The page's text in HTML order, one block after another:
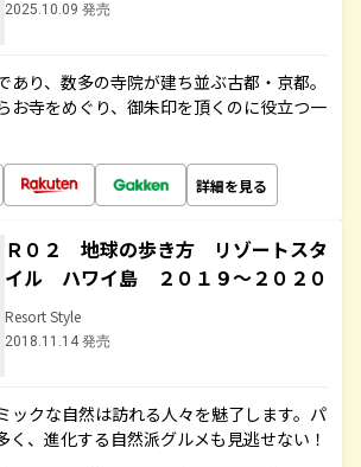
2025.10.09 発売
あり、数多の寺院が建ち並ぶ古都・京都。
お寺をめぐり、御朱印を頂くのに役立つ一
詳細を見る
Ｒ０２ 地球の歩き方 リゾートスタ
イル ハワイ島 ２０１９～２０２０
Resort Style
2018.11.14 発売
ックな自然は訪れる人々を魅了します。パ
く、進化する自然派グルメも見逃せない！